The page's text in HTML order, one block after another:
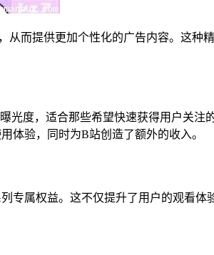
而提供更加个性化的广告内容。这种
度，适合那些希望快速获得用户关注
体验，同时为B站创造了额外的收入。
专属权益。这不仅提升了用户的观看体